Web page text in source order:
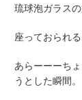
琉球泡ガラス
座っておられ
あらーーーち
うとした瞬間。